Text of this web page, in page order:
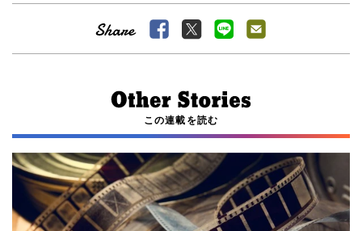
この連載を読む